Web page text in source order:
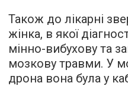
Також до лікарні
жінка, в якої
мінно-вибухову та
мозкову травми. У
дрона вона була у